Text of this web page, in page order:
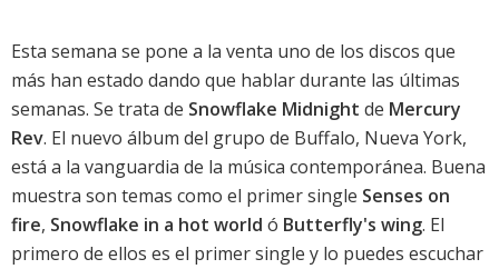
Esta semana se pone a la venta uno de los discos que
más han estado dando que hablar durante las últimas
semanas. Se trata de Snowflake Midnight de Mercury
Rev. El nuevo álbum del grupo de Buffalo, Nueva York,
está a la vanguardia de la música contemporánea. Buena
muestra son temas como el primer single Senses on
fire, Snowflake in a hot world ó Butterfly's wing. El
primero de ellos es el primer single y lo puedes escuchar